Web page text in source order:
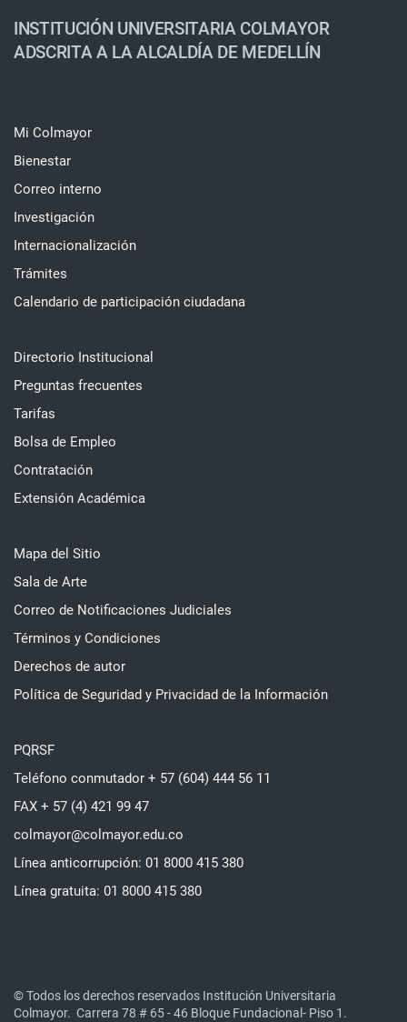
INSTITUCIÓN UNIVERSITARIA COLMAYOR
ADSCRITA A LA ALCALDÍA DE MEDELLÍN
Mi Colmayor
Bienestar
Correo interno
Investigación
Internacionalización
Trámites
Calendario de participación ciudadana
Directorio Institucional
Preguntas frecuentes
Tarifas
Bolsa de Empleo
Contratación
Extensión Académica
Mapa del Sitio
Sala de Arte
Correo de Notificaciones Judiciales
Términos y Condiciones
Derechos de autor
Política de Seguridad y Privacidad de la Información
PQRSF
Teléfono conmutador + 57 (604) 444 56 11
FAX + 57 (4) 421 99 47
colmayor@colmayor.edu.co
Línea anticorrupción: 01 8000 415 380
Línea gratuita: 01 8000 415 380
© Todos los derechos reservados Institución Universitaria
Colmayor. Carrera 78 # 65 - 46 Bloque Fundacional- Piso 1.